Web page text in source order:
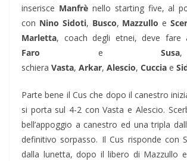
inserisce Manfrènello starting five, al
con Nino Sidoti, Busco, Mazzullo e
Marletta, coach degli etnei, deve fare
Faro eSusa
schiera Vasta, Arkar, Alescio, Cuccia e
Parte bene il Cus che dopo il canestro
si porta sul 4-2 con Vasta e Alescio.
bell’appoggio a canestro ed una tripla
definitivo sorpasso. Il Cus risponde con
dalla lunetta, dopo il libero di Mazzullo